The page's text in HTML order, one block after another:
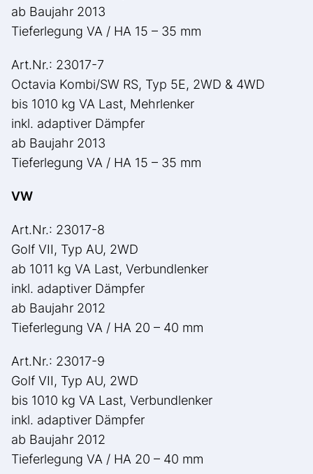
ab Baujahr 2013
Tieferlegung VA / HA 15 – 35 mm
Art.Nr.: 23017-7
Octavia Kombi/SW RS, Typ 5E, 2WD & 4WD
bis 1010 kg VA Last, Mehrlenker
inkl. adaptiver Dämpfer
ab Baujahr 2013
Tieferlegung VA / HA 15 – 35 mm
VW
Art.Nr.: 23017-8
Golf VII, Typ AU, 2WD
ab 1011 kg VA Last, Verbundlenker
inkl. adaptiver Dämpfer
ab Baujahr 2012
Tieferlegung VA / HA 20 – 40 mm
Art.Nr.: 23017-9
Golf VII, Typ AU, 2WD
bis 1010 kg VA Last, Verbundlenker
inkl. adaptiver Dämpfer
ab Baujahr 2012
Tieferlegung VA / HA 20 – 40 mm